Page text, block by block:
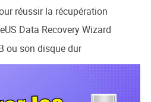
réussir la récupération
Data Recovery Wizard
ou son disque dur